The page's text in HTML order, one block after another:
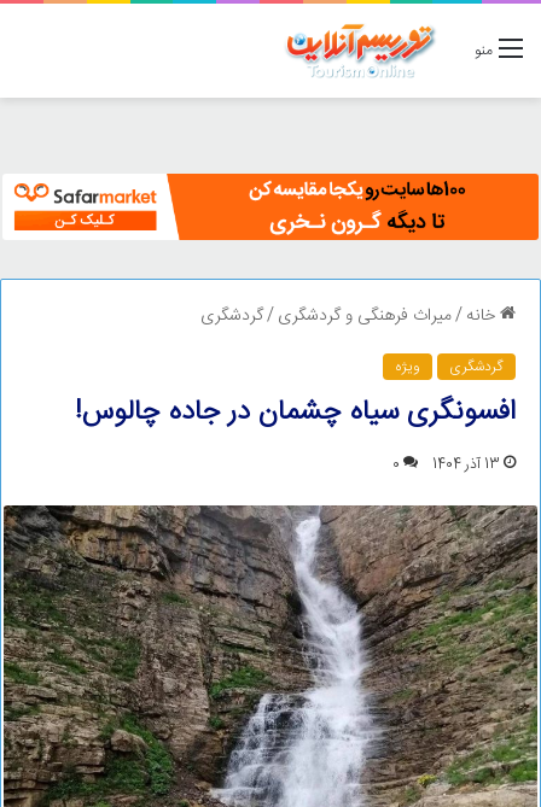
منو
خانه/میراث فرهنگی و گردشگری/گردشگری
گردشگری ویژه
افسونگری سیاه چشمان در جاده چالوس!
13 آذر 1404 0